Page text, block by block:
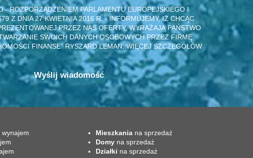
- ROZPORZĄDZENIEM PARLAMENTU EUROPEJSKIEGO I
Z DNIA 27 KWIETNIA 2016 R. - INFORMUJEMY, IŻ CHCĄC
PRZEZ NAS OFERTY, WYRAŻAJĄ PAŃSTWO
SWOICH DANYCH OSOBOWYCH PRZEZ FIRMĘ
FINANSE" RYSZARD LEMAN. WIĘCEJ SZCZEGÓŁÓW
wynajem
Mieszkaniana sprzedaż
Domyna sprzedaż
Działki na sprzedaż